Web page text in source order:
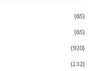
(65)
(65)
(920)
(132)